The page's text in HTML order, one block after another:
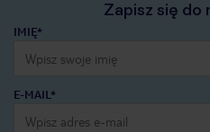
Zapisz się
IMIĘ*
E-MAIL*